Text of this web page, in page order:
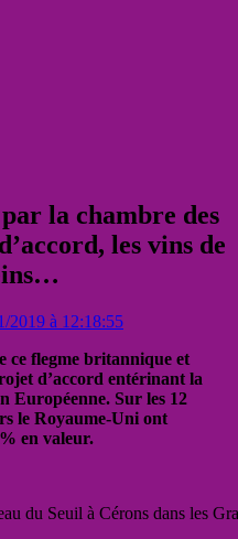
la chambre des
les vins de
2019 à 12:18:55
ce flegme britannique et
d’accord entérinant la
Européenne. Sur les 12
le Royaume-Uni ont
en valeur.
du Seuil à Cérons dans les